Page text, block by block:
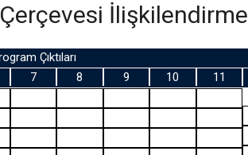
İlişkilendirme
Çıktıları
7 8 9 10 11